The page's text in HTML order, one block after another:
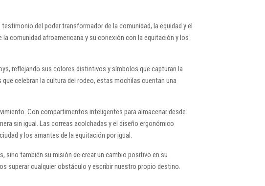
del poder transformador de la comunidad, la equidad y el
comunidad afroamericana y su conexión con la equitación y los
reflejando sus colores distintivos y símbolos que capturan la
celebran la cultura del rodeo, estas mochilas cuentan una
Con compartimentos inteligentes para almacenar desde
sin igual. Las correas acolchadas y el diseño ergonómico
y los amantes de la equitación por igual.
sino también su misión de crear un cambio positivo en su
superar cualquier obstáculo y escribir nuestro propio destino.